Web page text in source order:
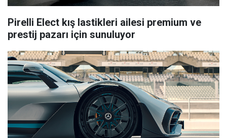
Pirelli Elect kış lastikleri ailesi premium ve
prestij pazarı için sunuluyor